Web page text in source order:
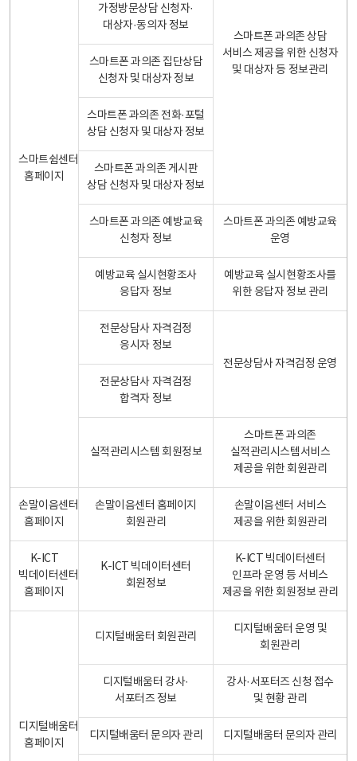
스마트쉼센터
홈페이지
스마트폰 과의존 상담
서비스 제공을 위한 신청자
및 대상자 등 정보관리
가정방문상담 신청자·
대상자·동의자 정보
스마트폰 과의존 집단상담
신청자 및 대상자 정보
스마트폰 과의존 전화·포털
상담 신청자 및 대상자 정보
스마트폰 과의존 게시판
상담 신청자 및 대상자 정보
스마트폰 과의존 예방교육
신청자 정보
스마트폰 과의존 예방교육
운영
예방교육 실시현황조사
응답자 정보
예방교육 실시현황조사를
위한 응답자 정보 관리
전문상담사 자격검정
응시자 정보
전문상담사 자격검정 운영
전문상담사 자격검정
합격자 정보
실적관리시스템 회원정보
스마트폰 과의존
실적관리시스템서비스
제공을 위한 회원관리
손말이음센터
홈페이지
손말이음센터 홈페이지
회원관리
손말이음센터 서비스
제공을 위한 회원관리
K-ICT
빅데이터센터
홈페이지
K-ICT 빅데이터센터
회원정보
K-ICT 빅데이터센터
인프라 운영 등 서비스
제공을 위한 회원정보 관리
디지털배움터
홈페이지
디지털배움터 회원관리
디지털배움터 운영 및
회원관리
디지털배움터 강사·
서포터즈 정보
강사·서포터즈 신청 접수
및 현황 관리
디지털배움터 문의자 관리 디지털배움터 문의자 관리